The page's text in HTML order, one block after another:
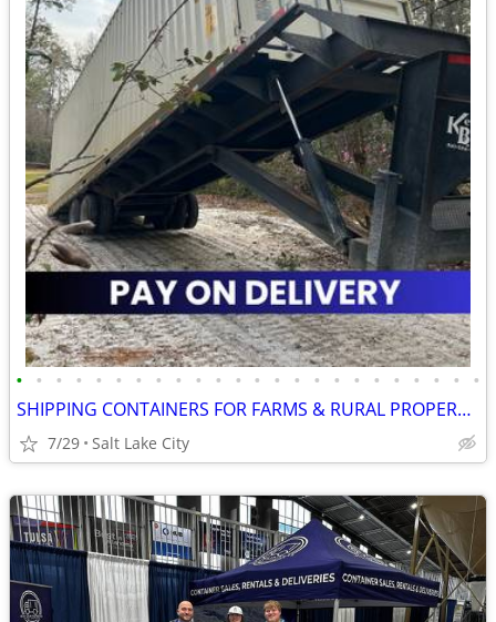
• • • • • • • • • • • • • • • • • • • • • • • •
SHIPPING CONTAINERS FOR FARMS & RURAL PROPERTIES 385-534-4945
7/29 Salt Lake City